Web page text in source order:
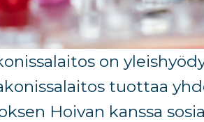
on
tuottaa
Hoivan kanssa